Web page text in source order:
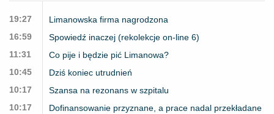
19:27
Limanowska firma nagrodzona
16:59
Spowiedź inaczej (rekolekcje on-line 6)
11:31
Co pije i będzie pić Limanowa?
10:45
Dziś koniec utrudnień
10:17
Szansa na rezonans w szpitalu
10:17
Dofinansowanie przyznane, a prace nadal przekładane